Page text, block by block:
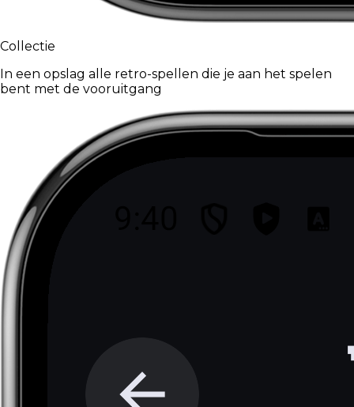
Collectie
In een opslag alle retro-spellen die je aan het spelen
bent met de vooruitgang